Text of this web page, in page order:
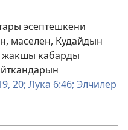
эсептешкени
маселен, Кудайдын
кабарды
20; Лука 6:46; Элчилер